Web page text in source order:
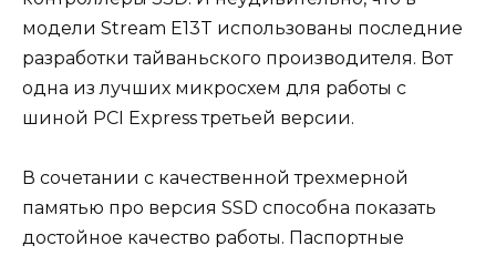
модели Stream E13T использованы последние
разработки тайваньского производителя. Вот
одна из лучших микросхем для работы с
шиной PCI Express третьей версии.
В сочетании с качественной трехмерной
памятью про версия SSD способна показать
достойное качество работы. Паспортные